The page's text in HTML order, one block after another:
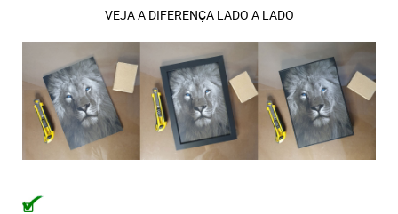
VEJA A DIFERENÇA LADO A LADO